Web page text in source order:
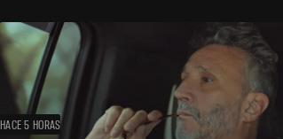
HACE 5 HORAS